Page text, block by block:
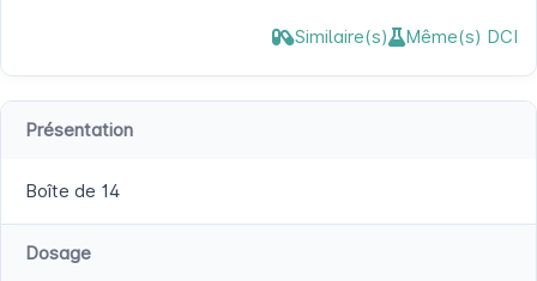
Similaire(s) Même(s) DCI
Présentation
Boîte de 14
Dosage